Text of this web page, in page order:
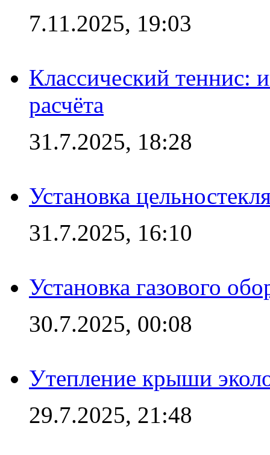
7.11.2025, 19:03
Классический теннис:
расчёта
31.7.2025, 18:28
Установка
31.7.2025, 16:10
Установка газового
30.7.2025, 00:08
Утепление крыши
29.7.2025, 21:48